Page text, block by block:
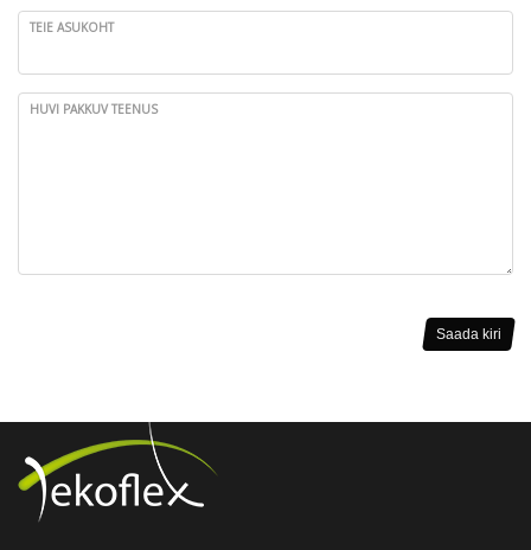
TEIE ASUKOHT
HUVI PAKKUV TEENUS
Saada kiri